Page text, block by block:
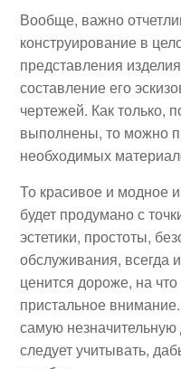
Вообще, важно
конструирование в
представления
составление его
чертежей. Как только,
выполнены, то можно
необходимых
То красивое и модное
будет продумано с
эстетики, простоты,
обслуживания,
ценится дороже, на
пристальное
самую
следует учитывать,